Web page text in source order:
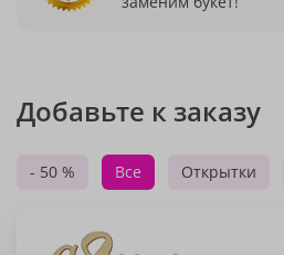
Добавьте к заказу
- 50 % Все Открытки